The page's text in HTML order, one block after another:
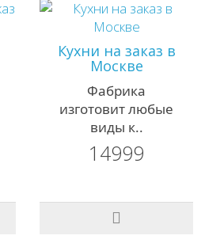
Кухни на заказ в
Москве
Фабрика
изготовит любые
виды к..
14999